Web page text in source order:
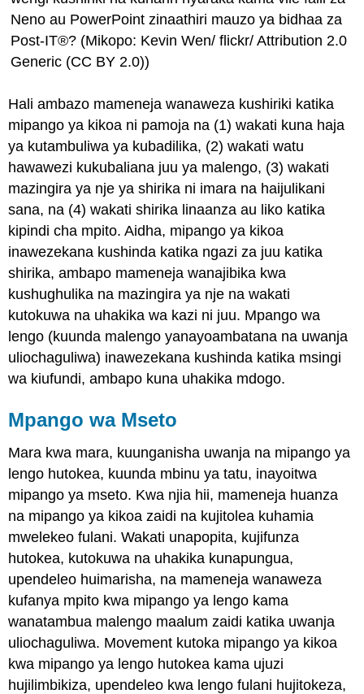
Neno au PowerPoint zinaathiri mauzo ya bidhaa za
Post-IT®? (Mikopo: Kevin Wen/ flickr/ Attribution 2.0
Generic (CC BY 2.0))
Hali ambazo mameneja wanaweza kushiriki katika
mipango ya kikoa ni pamoja na (1) wakati kuna haja
ya kutambuliwa ya kubadilika, (2) wakati watu
hawawezi kukubaliana juu ya malengo, (3) wakati
mazingira ya nje ya shirika ni imara na haijulikani
sana, na (4) wakati shirika linaanza au liko katika
kipindi cha mpito. Aidha, mipango ya kikoa
inawezekana kushinda katika ngazi za juu katika
shirika, ambapo mameneja wanajibika kwa
kushughulika na mazingira ya nje na wakati
kutokuwa na uhakika wa kazi ni juu. Mpango wa
lengo (kuunda malengo yanayoambatana na uwanja
uliochaguliwa) inawezekana kushinda katika msingi
wa kiufundi, ambapo kuna uhakika mdogo.
Mpango wa Mseto
Mara kwa mara, kuunganisha uwanja na mipango ya
lengo hutokea, kuunda mbinu ya tatu, inayoitwa
mipango ya mseto. Kwa njia hii, mameneja huanza
na mipango ya kikoa zaidi na kujitolea kuhamia
mwelekeo fulani. Wakati unapopita, kujifunza
hutokea, kutokuwa na uhakika kunapungua,
upendeleo huimarisha, na mameneja wanaweza
kufanya mpito kwa mipango ya lengo kama
wanatambua malengo maalum zaidi katika uwanja
uliochaguliwa. Movement kutoka mipango ya kikoa
kwa mipango ya lengo hutokea kama ujuzi
hujilimbikiza, upendeleo kwa lengo fulani hujitokeza,